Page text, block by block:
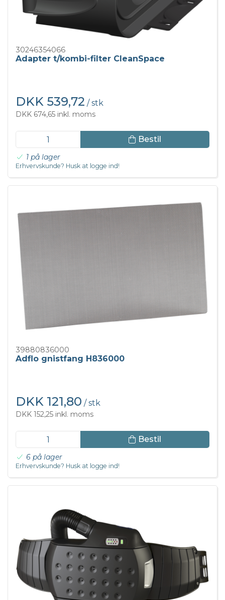
30246354066
Adapter t/kombi-filter CleanSpace
DKK 539,72 / stk
DKK 674,65 inkl. moms
Bestil
1 på lager
Erhvervskunde? Husk at logge ind!
39880836000
Adflo gnistfang H836000
DKK 121,80 / stk
DKK 152,25 inkl. moms
Bestil
6 på lager
Erhvervskunde? Husk at logge ind!